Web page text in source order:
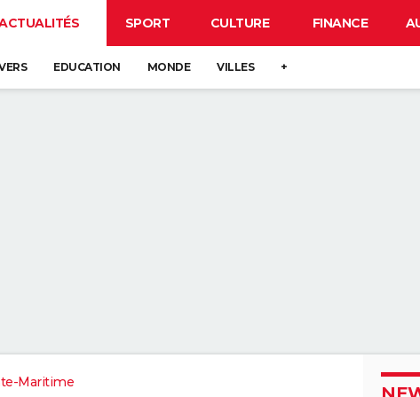
SPORT CULTURE FINANCE
EDUCATION MONDE VILLES +
Maritime